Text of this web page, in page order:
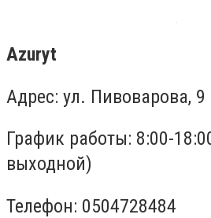
Azuryt
Адрес: ул. Пивоварова, 9
График работы: 8:00-
выходной)
Телефон: 0504728484